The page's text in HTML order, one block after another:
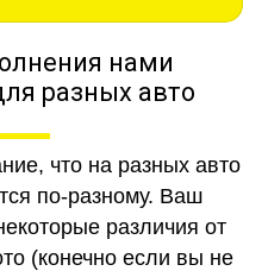
нами
разных авто
что на разных авто
по-разному. Ваш
различия от
(конечно если вы не